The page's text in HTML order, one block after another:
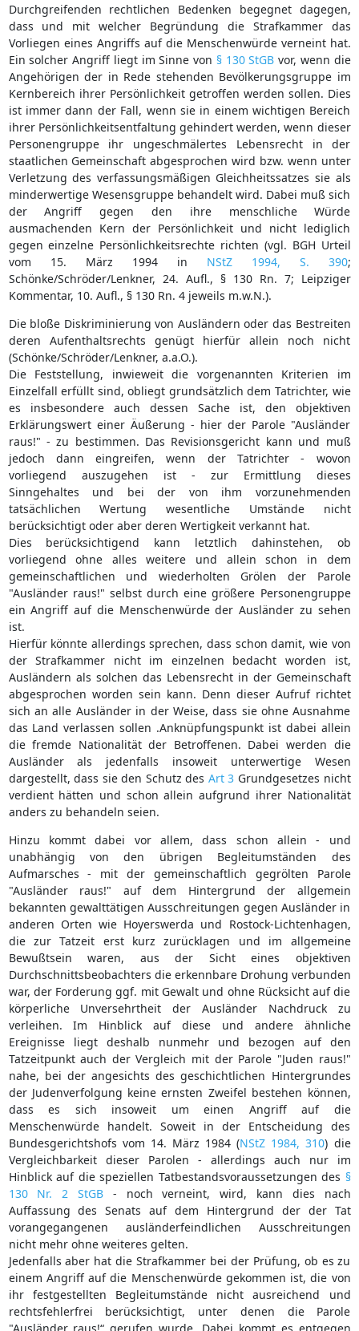
Durchgreifenden rechtlichen Bedenken begegnet dagegen,
dass und mit welcher Begründung die Strafkammer das
Vorliegen eines Angriffs auf die Menschenwürde verneint hat.
Ein solcher Angriff liegt im Sinne von § 130 StGB vor, wenn die
Angehörigen der in Rede stehenden Bevölkerungsgruppe im
Kernbereich ihrer Persönlichkeit getroffen werden sollen. Dies
ist immer dann der Fall, wenn sie in einem wichtigen Bereich
ihrer Persönlichkeitsentfaltung gehindert werden, wenn dieser
Personengruppe ihr ungeschmälertes Lebensrecht in der
staatlichen Gemeinschaft abgesprochen wird bzw. wenn unter
Verletzung des verfassungsmäßigen Gleichheitssatzes sie als
minderwertige Wesensgruppe behandelt wird. Dabei muß sich
der Angriff gegen den ihre menschliche Würde
ausmachenden Kern der Persönlichkeit und nicht lediglich
gegen einzelne Persönlichkeitsrechte richten (vgl. BGH Urteil
vom 15. März 1994 in NStZ 1994, S. 390;
Schönke/Schröder/Lenkner, 24. Aufl., § 130 Rn. 7; Leipziger
Kommentar, 10. Aufl., § 130 Rn. 4 jeweils m.w.N.).
Die bloße Diskriminierung von Ausländern oder das Bestreiten
deren Aufenthaltsrechts genügt hierfür allein noch nicht
(Schönke/Schröder/Lenkner, a.a.O.).
Die Feststellung, inwieweit die vorgenannten Kriterien im
Einzelfall erfüllt sind, obliegt grundsätzlich dem Tatrichter, wie
es insbesondere auch dessen Sache ist, den objektiven
Erklärungswert einer Äußerung - hier der Parole "Ausländer
raus!" - zu bestimmen. Das Revisionsgericht kann und muß
jedoch dann eingreifen, wenn der Tatrichter - wovon
vorliegend auszugehen ist - zur Ermittlung dieses
Sinngehaltes und bei der von ihm vorzunehmenden
tatsächlichen Wertung wesentliche Umstände nicht
berücksichtigt oder aber deren Wertigkeit verkannt hat.
Dies berücksichtigend kann letztlich dahinstehen, ob
vorliegend ohne alles weitere und allein schon in dem
gemeinschaftlichen und wiederholten Grölen der Parole
"Ausländer raus!" selbst durch eine größere Personengruppe
ein Angriff auf die Menschenwürde der Ausländer zu sehen
ist.
Hierfür könnte allerdings sprechen, dass schon damit, wie von
der Strafkammer nicht im einzelnen bedacht worden ist,
Ausländern als solchen das Lebensrecht in der Gemeinschaft
abgesprochen worden sein kann. Denn dieser Aufruf richtet
sich an alle Ausländer in der Weise, dass sie ohne Ausnahme
das Land verlassen sollen .Anknüpfungspunkt ist dabei allein
die fremde Nationalität der Betroffenen. Dabei werden die
Ausländer als jedenfalls insoweit unterwertige Wesen
dargestellt, dass sie den Schutz des Art 3 Grundgesetzes nicht
verdient hätten und schon allein aufgrund ihrer Nationalität
anders zu behandeln seien.
Hinzu kommt dabei vor allem, dass schon allein - und
unabhängig von den übrigen Begleitumständen des
Aufmarsches - mit der gemeinschaftlich gegrölten Parole
"Ausländer raus!" auf dem Hintergrund der allgemein
bekannten gewalttätigen Ausschreitungen gegen Ausländer in
anderen Orten wie Hoyerswerda und Rostock-Lichtenhagen,
die zur Tatzeit erst kurz zurücklagen und im allgemeine
Bewußtsein waren, aus der Sicht eines objektiven
Durchschnittsbeobachters die erkennbare Drohung verbunden
war, der Forderung ggf. mit Gewalt und ohne Rücksicht auf die
körperliche Unversehrtheit der Ausländer Nachdruck zu
verleihen. Im Hinblick auf diese und andere ähnliche
Ereignisse liegt deshalb nunmehr und bezogen auf den
Tatzeitpunkt auch der Vergleich mit der Parole "Juden raus!"
nahe, bei der angesichts des geschichtlichen Hintergrundes
der Judenverfolgung keine ernsten Zweifel bestehen können,
dass es sich insoweit um einen Angriff auf die
Menschenwürde handelt. Soweit in der Entscheidung des
Bundesgerichtshofs vom 14. März 1984 (NStZ 1984, 310) die
Vergleichbarkeit dieser Parolen - allerdings auch nur im
Hinblick auf die speziellen Tatbestandsvoraussetzungen des §
130 Nr. 2 StGB- noch verneint, wird, kann dies nach
Auffassung des Senats auf dem Hintergrund der der Tat
vorangegangenen ausländerfeindlichen Ausschreitungen
nicht mehr ohne weiteres gelten.
Jedenfalls aber hat die Strafkammer bei der Prüfung, ob es zu
einem Angriff auf die Menschenwürde gekommen ist, die von
ihr festgestellten Begleitumstände nicht ausreichend und
rechtsfehlerfrei berücksichtigt, unter denen die Parole
"Ausländer raus!“ gerufen wurde. Dabei kommt es entgegen